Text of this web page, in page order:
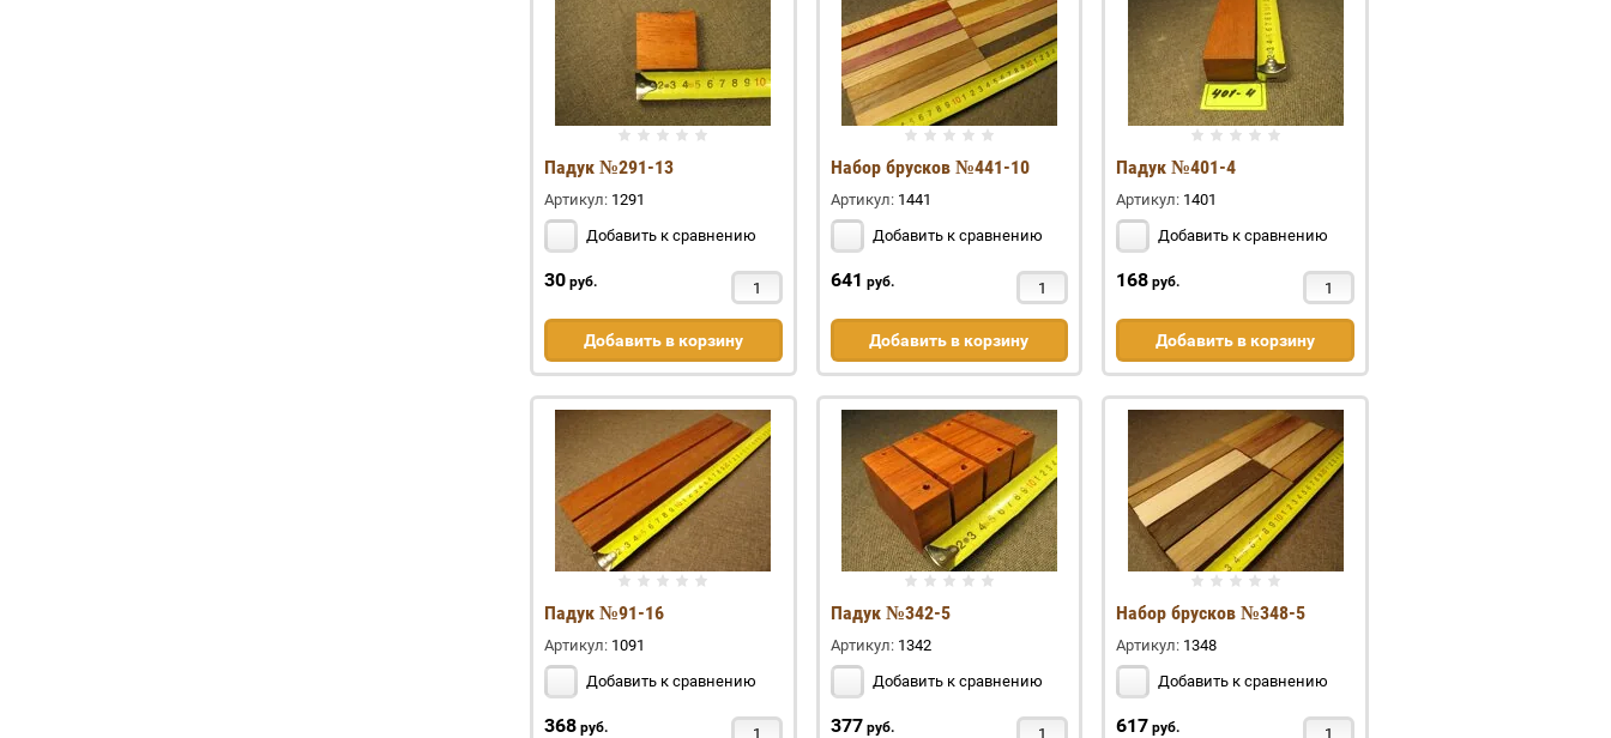
Падук №291-13
Артикул: 1291
Добавить к сравнению
30 руб.
Добавить в корзину
Набор брусков №441-10
Артикул:1441
Добавить к сравнению
641 руб.
Добавить в корзину
Падук №401-4
Артикул: 1401
Добавить к сравнению
168 руб.
Добавить в корзину
Падук №91-16
Артикул: 1091
Добавить к сравнению
368 руб.
Падук №342-5
Артикул:1342
Добавить к сравнению
377 руб.
Набор брусков №348-5
Артикул: 1348
Добавить к сравнению
617 руб.